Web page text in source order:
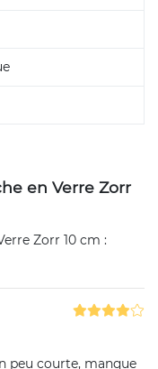
en Verre Zorr
Zorr 10 cm :
peu courte, manque